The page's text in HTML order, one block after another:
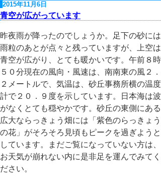
2015年11月6日
青空が広がっています
昨夜雨が降ったのでしょうか。足下の砂には
雨粒のあとが点々と残っていますが、上空は
青空が広がり、とても暖かいです。午前８時
５０分現在の風向・風速は、南南東の風２．
２メートルで、気温は、砂丘事務所横の温度
計で２０．９度を示しています。日本海は波
がなくとても穏やかです。砂丘の東側にある
広大ならっきょう畑には「紫色のらっきょう
の花」がそろそろ見頃もピークを過ぎようと
しています。まだご覧になっていない方は、
お天気が崩れない内に是非足を運んでみてく
ださい。